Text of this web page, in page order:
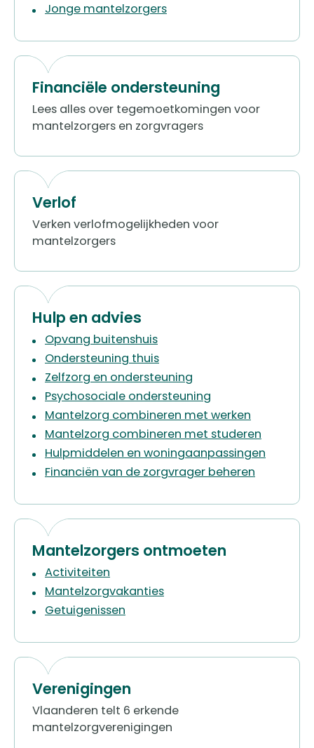
Jonge mantelzorgers
Financiële ondersteuning
Lees alles over tegemoetkomingen voor
mantelzorgers en zorgvragers
Verlof
Verken verlofmogelijkheden voor
mantelzorgers
Hulp en advies
Opvang buitenshuis
Ondersteuning thuis
Zelfzorg en ondersteuning
Psychosociale ondersteuning
Mantelzorg combineren met werken
Mantelzorg combineren met studeren
Hulpmiddelen en woningaanpassingen
Financiën van de zorgvrager beheren
Mantelzorgers ontmoeten
Activiteiten
Mantelzorgvakanties
Getuigenissen
Verenigingen
​​Vlaanderen telt 6 erkende
mantelzorgverenigingen